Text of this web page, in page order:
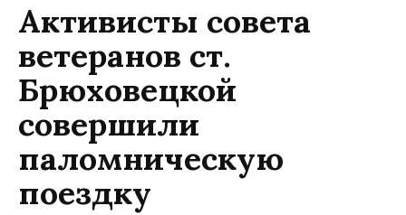
Активисты совета
ветеранов ст.
Брюховецкой
совершили
паломническую
поездку